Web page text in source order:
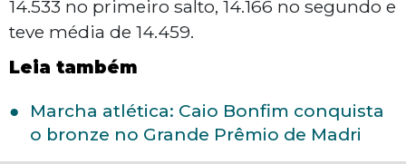
14.533 no primeiro salto, 14.166 no segundo e
teve média de 14.459.
Leia também
Marcha atlética: Caio Bonfim conquista
o bronze no Grande Prêmio de Madri